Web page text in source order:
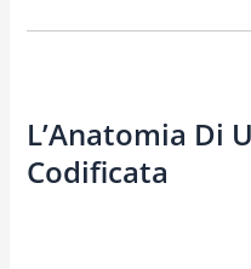
L’Anatomia Di
Codificata